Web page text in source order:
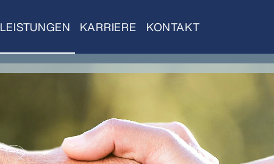
LEISTUNGEN KARRIERE KONTAKT